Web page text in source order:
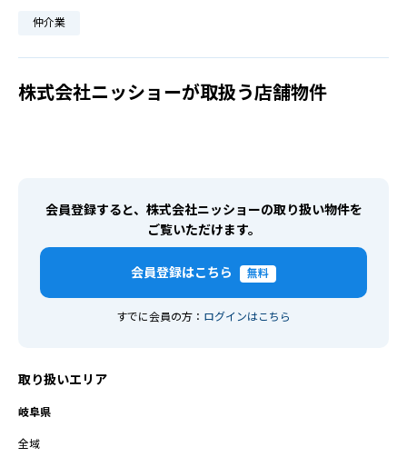
仲介業
株式会社ニッショーが取扱う店舗物件
会員登録すると、株式会社ニッショーの取り扱い物件を
ご覧いただけます。
会員登録はこちら 無料
すでに会員の方： ログインはこちら
取り扱いエリア
岐阜県
全域